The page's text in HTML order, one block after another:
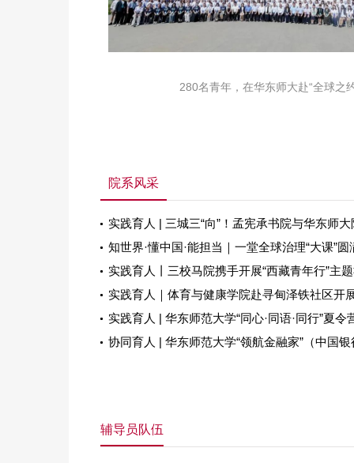
280名青年，在华东师大赴“全球之
院系风采
实践育人 | 三城三“向”！孟宪承书院与华东师大
知世界·懂中国·能担当｜一堂全球治理“大课”圆
实践育人丨三校马院携手开展“西藏青年行”主
实践育人｜体育与健康学院赴寻甸泽铁社区开
实践育人 | 华东师范大学“同心·同语·同行”夏令
协同育人 | 华东师范大学“领航金融家”（中国银
辅导员队伍